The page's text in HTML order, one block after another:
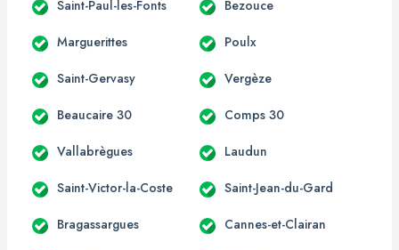
Saint-Paul-les-Fonts Bezouce
Marguerittes Poulx
Saint-Gervasy Vergèze
Beaucaire 30 Comps 30
Vallabrègues Laudun
Saint-Victor-la-Coste Saint-Jean-du-Gard
Bragassargues Cannes-et-Clairan